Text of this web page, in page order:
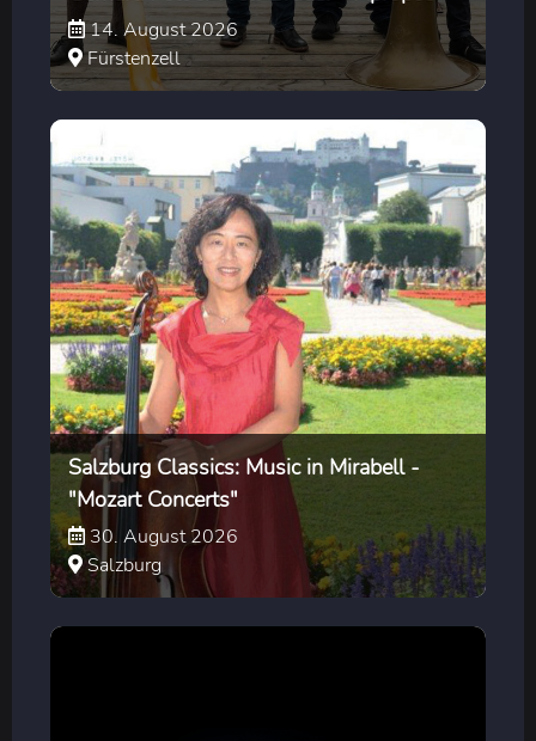
14. August 2026
Fürstenzell
Salzburg Classics: Music in Mirabell -
"Mozart Concerts"
30. August 2026
Salzburg